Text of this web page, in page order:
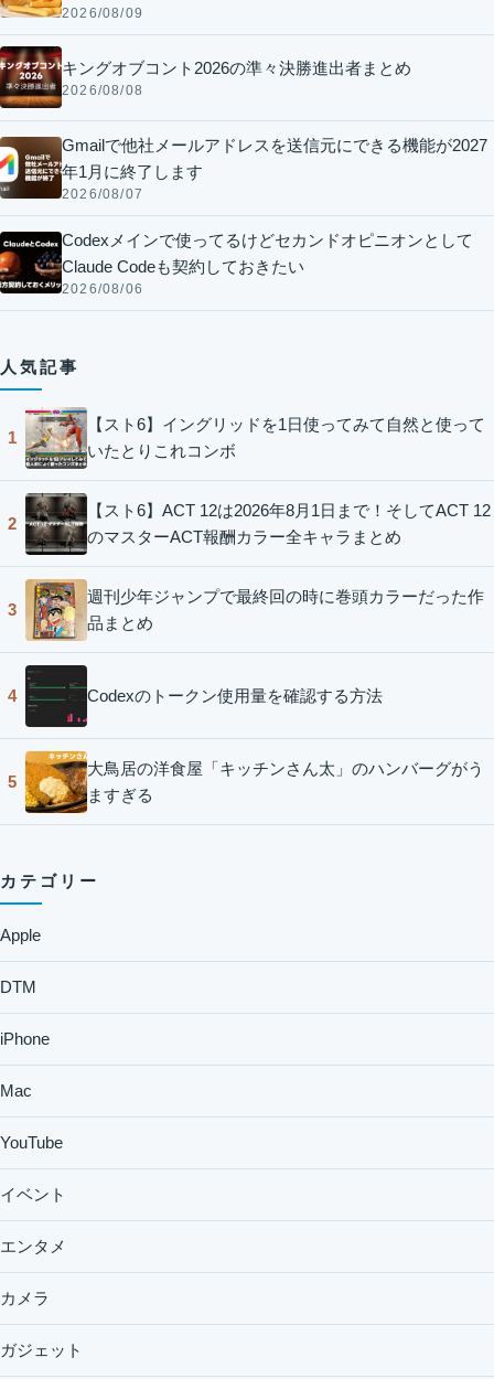
2026/08/09
キングオブコント2026の準々決勝進出者まとめ
2026/08/08
Gmailで他社メールアドレスを送信元にできる機能が2027
年1月に終了します
2026/08/07
Codexメインで使ってるけどセカンドオピニオンとして
Claude Codeも契約しておきたい
2026/08/06
人気記事
1
【スト6】イングリッドを1日使ってみて自然と使って
いたとりこれコンボ
2
【スト6】ACT 12は2026年8月1日まで！そしてACT 12
のマスターACT報酬カラー全キャラまとめ
3
週刊少年ジャンプで最終回の時に巻頭カラーだった作
品まとめ
4 Codexのトークン使用量を確認する方法
5
大鳥居の洋食屋「キッチンさん太」のハンバーグがう
ますぎる
カテゴリー
Apple
DTM
iPhone
Mac
YouTube
イベント
エンタメ
カメラ
ガジェット